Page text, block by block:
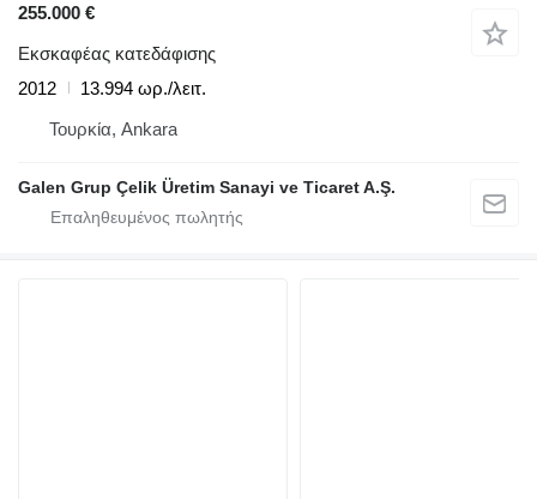
255.000 €
Εκσκαφέας κατεδάφισης
2012
13.994 ωρ./λειτ.
Τουρκία, Ankara
Galen Grup Çelik Üretim Sanayi ve Ticaret A.Ş.